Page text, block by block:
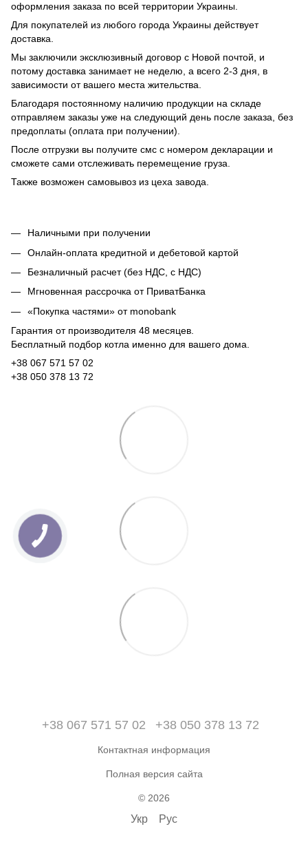
оформления заказа по всей территории Украины.
Для покупателей из любого города Украины действует
доставка.
Мы заключили эксклюзивный договор с Новой почтой, и
потому доставка занимает не неделю, а всего 2-3 дня, в
зависимости от вашего места жительства.
Благодаря постоянному наличию продукции на складе
отправляем заказы уже на следующий день после заказа, без
предоплаты (оплата при получении).
После отгрузки вы получите смс с номером декларации и
сможете сами отслеживать перемещение груза.
Также возможен самовывоз из цеха завода.
Наличными при получении
Онлайн-оплата кредитной и дебетовой картой
Безналичный расчет (без НДС, с НДС)
Мгновенная рассрочка от ПриватБанка
«Покупка частями» от monobank
Гарантия от производителя 48 месяцев.
Бесплатный подбор котла именно для вашего дома.
+38 067 571 57 02
+38 050 378 13 72
+38 067 571 57 02 +38 050 378 13 72
Контактная информация
Полная версия сайта
© 2026
Укр Рус